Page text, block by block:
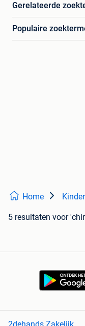
Gerelateerde
Populaire
Home
5 resultaten voor